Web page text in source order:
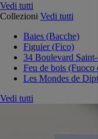
Vedi tutti
Collezioni Vedi tutti
Baies (Bacche)
Figuier (Fico)
34 Boulevard
Feu de bois (Fuoco
Les Mondes de
Vedi tutti